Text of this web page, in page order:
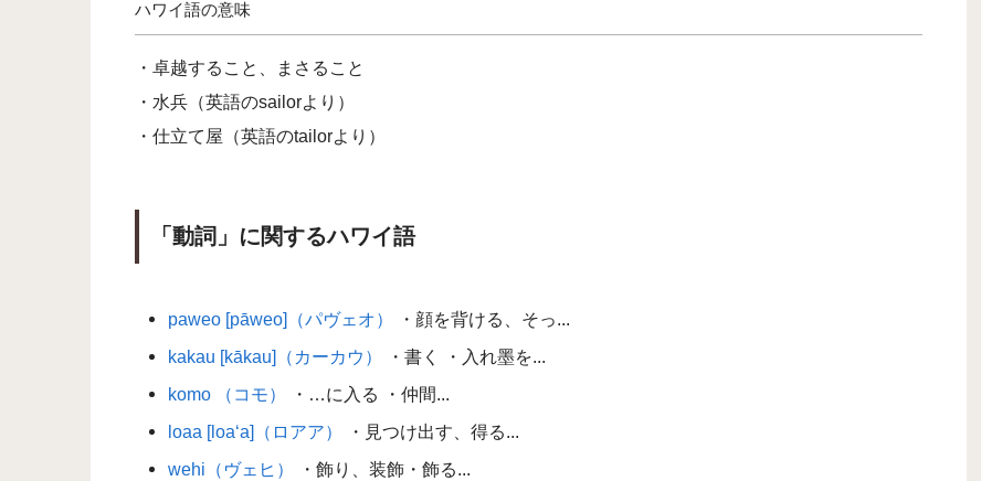
ハワイ語の意味
・卓越すること、まさること
・水兵（英語のsailorより）
・仕立て屋（英語のtailorより）
「動詞」に関するハワイ語
paweo [pāweo]（パヴェオ）
・顔を背ける、そっ...
kakau [kākau]（カーカウ）
・書く ・入れ墨を...
komo （コモ）
・…に入る ・仲間...
loaa [loa‘a]（ロアア）
・見つけ出す、得る...
wehi（ヴェヒ）
・飾り、装飾・飾る...